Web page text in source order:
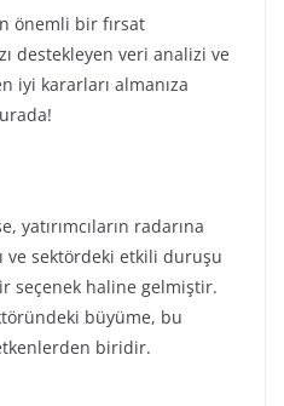
önemli bir fırsat
destekleyen veri analizi ve
iyi kararları almanıza
yatırımcıların radarına
ve sektördeki etkili duruşu
seçenek haline gelmiştir.
büyüme, bu
biridir.